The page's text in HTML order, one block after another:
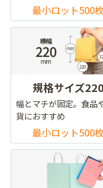
最小ロット500枚
規格サイズ220
幅とマチが固定。食品
貨におすすめ
最小ロット500枚